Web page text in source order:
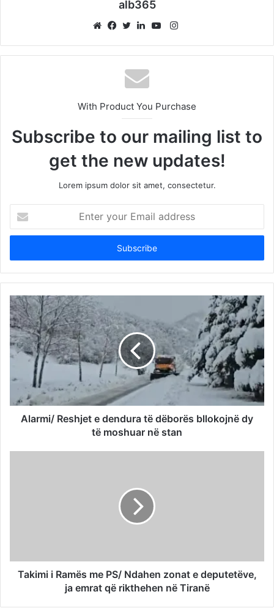
alb365
Instagram
With Product You Purchase
Subscribe to our mailing list to
get the new updates!
Lorem ipsum dolor sit amet, consectetur.
your
Email
Alarmi/ Reshjet e dendura të dëborës bllokojnë dy
të moshuar në stan
Takimi i Ramës me PS/ Ndahen zonat e deputetëve,
ja emrat që rikthehen në Tiranë